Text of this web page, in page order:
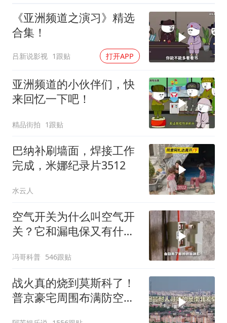
《亚洲频道之演习》精选
合集！
吕新说影视 1跟贴 打开APP
亚洲频道的小伙伴们，快
来回忆一下吧！
精品街拍 1跟贴
巴纳补刷墙面，焊接工作
完成，米娜纪录片3512
水云人
空气开关为什么叫空气开
关？它和漏电保又有什么
冯哥科普 546跟贴
战火真的烧到莫斯科了！
普京豪宅周围布满防空